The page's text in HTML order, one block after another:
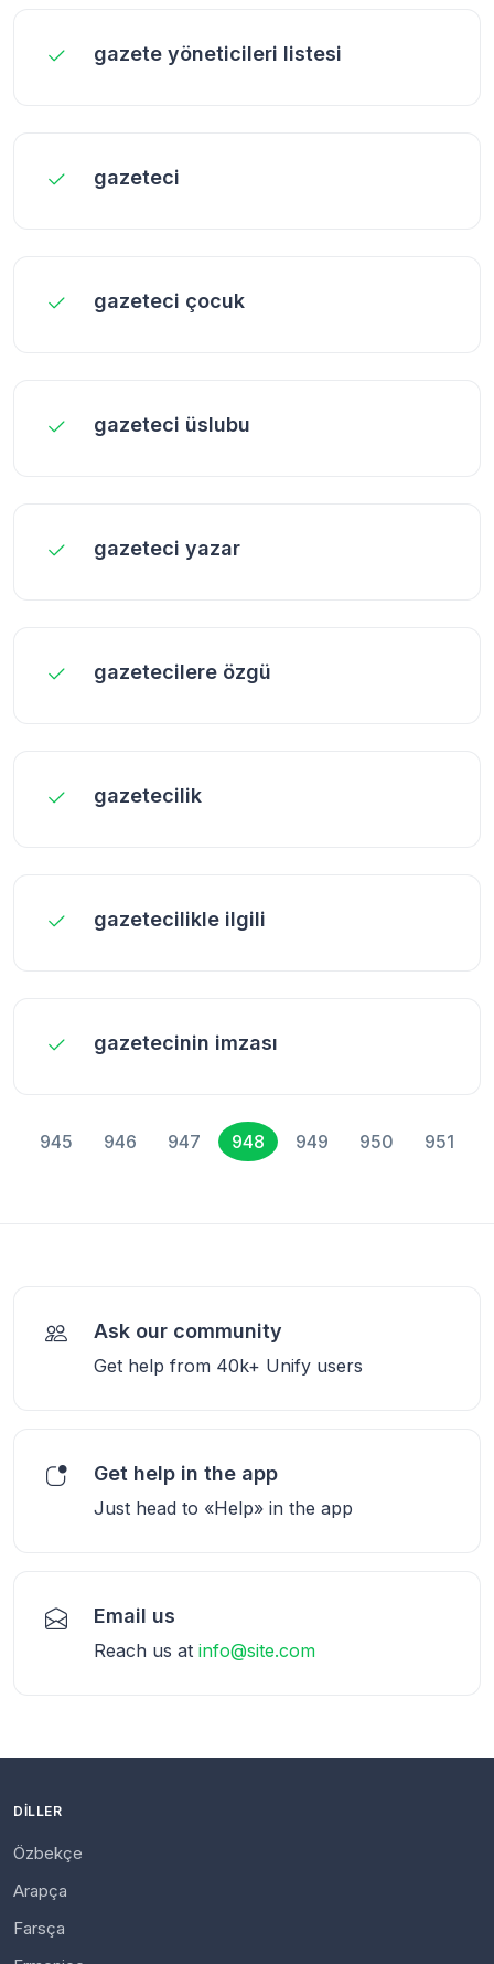
gazete yöneticileri listesi
gazeteci
gazeteci çocuk
gazeteci üslubu
gazeteci yazar
gazetecilere özgü
gazetecilik
gazetecilikle ilgili
gazetecinin imzası
945 946 947 948 949 950 951
Ask our community
Get help from 40k+ Unify users
Get help in the app
Just head to «Help» in the app
Email us
Reach us at info@site.com
DILLER
Özbekçe
Arapça
Farsça